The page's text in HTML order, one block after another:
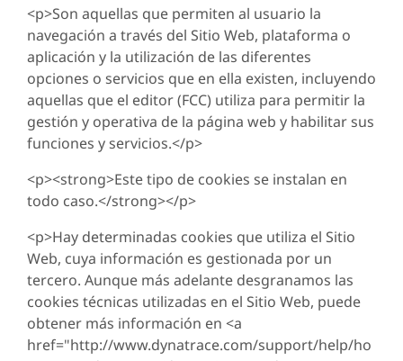
<p>Son aquellas que permiten al usuario la
navegación a través del Sitio Web, plataforma o
aplicación y la utilización de las diferentes
opciones o servicios que en ella existen, incluyendo
aquellas que el editor (FCC) utiliza para permitir la
gestión y operativa de la página web y habilitar sus
funciones y servicios.</p>
<p><strong>Este tipo de cookies se instalan en
todo caso.</strong></p>
<p>Hay determinadas cookies que utiliza el Sitio
Web, cuya información es gestionada por un
tercero. Aunque más adelante desgranamos las
cookies técnicas utilizadas en el Sitio Web, puede
obtener más información en <a
href="http://www.dynatrace.com/support/help/ho